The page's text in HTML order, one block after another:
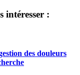
intéresser :
des douleurs